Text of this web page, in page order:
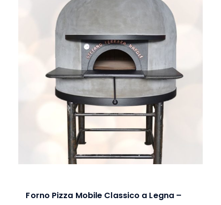
Forno Pizza Mobile Classico a Legna –